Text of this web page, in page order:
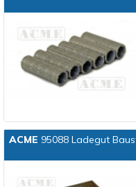
ACME 95088 Ladegut